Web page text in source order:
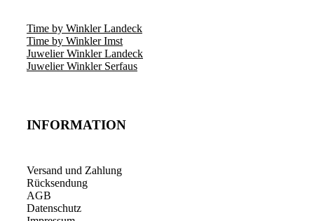
Time by Winkler Landeck
Time by Winkler Imst
Juwelier Winkler Landeck
Juwelier Winkler Serfaus
INFORMATION
Versand und Zahlung
Rücksendung
AGB
Datenschutz